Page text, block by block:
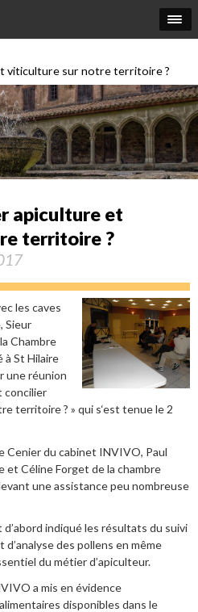
viticulture sur notre territoire ?
apiculture et
territoire ?
les caves
Sieur
Chambre
à St Hilaire
une réunion
concilier
territoire ? » qui s‘est tenue le 2
Cenier du cabinet INVIVO, Paul
et Céline Forget de la chambre
une assistance peu nombreuse
indiqué les résultats du suivi
des pollens en même
du métier d’apiculteur.
a mis en évidence
disponibles dans le